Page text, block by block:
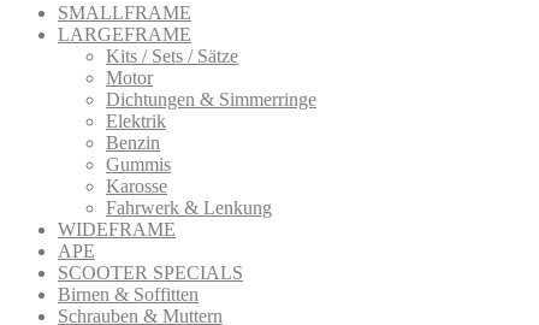
SMALLFRAME
LARGEFRAME
Kits / Sets / Sätze
Motor
Dichtungen & Simmerringe
Elektrik
Benzin
Gummis
Karosse
Fahrwerk & Lenkung
WIDEFRAME
APE
SCOOTER SPECIALS
Birnen & Soffitten
Schrauben & Muttern